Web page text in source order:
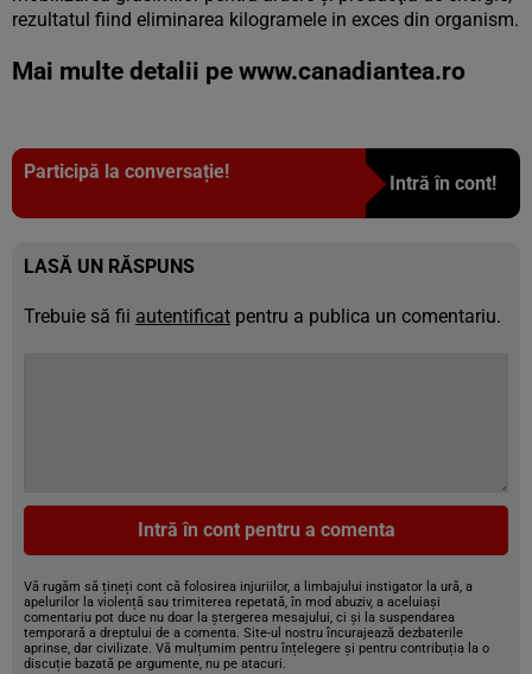
rezultatul fiind eliminarea kilogramele in exces din organism.
Mai multe detalii pe www.canadiantea.ro
Participă la conversație!
Intră în cont!
LASĂ UN RĂSPUNS
Trebuie să fii autentificat pentru a publica un comentariu.
Intră în cont pentru a comenta
Vă rugăm să țineți cont că folosirea injuriilor, a limbajului instigator la ură, a
apelurilor la violență sau trimiterea repetată, în mod abuziv, a aceluiași
comentariu pot duce nu doar la ștergerea mesajului, ci și la suspendarea
temporară a dreptului de a comenta. Site-ul nostru încurajează dezbaterile
aprinse, dar civilizate. Vă mulțumim pentru înțelegere și pentru contribuția la o
discuție bazată pe argumente, nu pe atacuri.